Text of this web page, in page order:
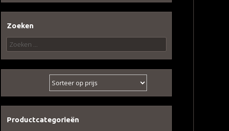
Zoeken
Zoeken
naar:
Productcategorieën